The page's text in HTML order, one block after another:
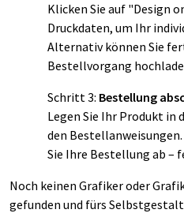
Klicken Sie auf "Design
Druckdaten, um Ihr
Alternativ können Sie
Bestellvorgang
Schritt 3: Bestellung
Legen Sie Ihr Produkt in
den
Sie Ihre Bestellung ab –
Noch keinen Grafiker oder
gefunden und fürs